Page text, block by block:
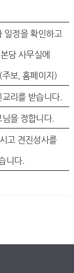
일정을 확인하고
당 사무실에
보, 홈페이지)
리를 받습니다.
을 정합니다.
고 견진성사를
니다.